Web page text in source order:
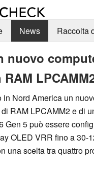
News Raccolta
nuovo
Nord America un
RAM LPCAMM2 e di
Gen 5 può essere
OLED VRR fino a 30-
una scelta tra quattro